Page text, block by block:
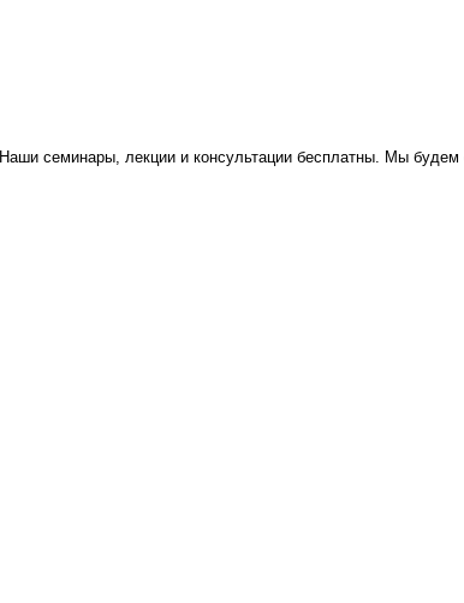
Наши семинары, лекции и консультации бесплатны. Мы